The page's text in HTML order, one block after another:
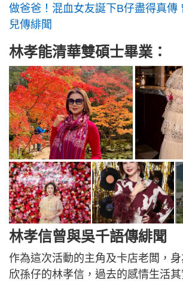
做爸爸！混血女友誕下B仔盡得真傳
兒傳緋聞
林孝能清華雙碩士畢業：
林孝信曾與吳千語傳緋聞
作為這次活動的主角及卡店老闆，
欣孫仔的林孝信，過去的感情生活